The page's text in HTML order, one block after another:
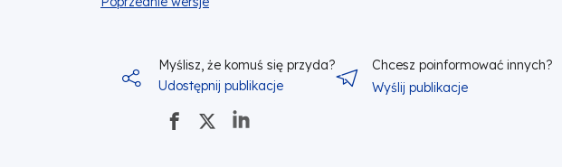
Myślisz, że komuś się przyda?
Udostępnij publikacje
Chcesz poinformować innych?
Wyślij publikacje